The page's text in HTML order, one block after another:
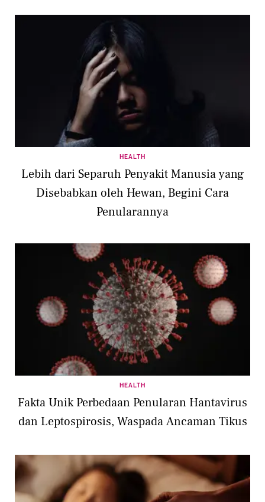
HEALTH
Lebih dari Separuh Penyakit Manusia yang
Disebabkan oleh Hewan, Begini Cara
Penularannya
HEALTH
Fakta Unik Perbedaan Penularan Hantavirus
dan Leptospirosis, Waspada Ancaman Tikus